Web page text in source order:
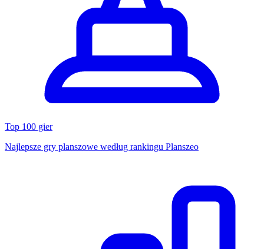
Top 100 gier
Najlepsze gry planszowe według rankingu Planszeo